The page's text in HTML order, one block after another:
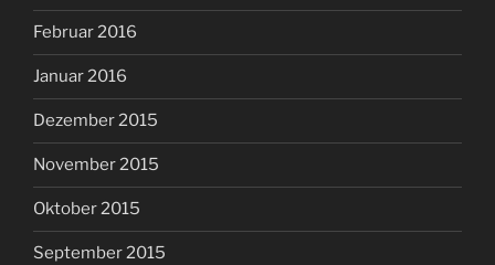
Februar 2016
Januar 2016
Dezember 2015
November 2015
Oktober 2015
September 2015